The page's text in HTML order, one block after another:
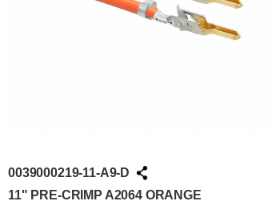
0039000219-11-A9-D
11" PRE-CRIMP A2064 ORANGE